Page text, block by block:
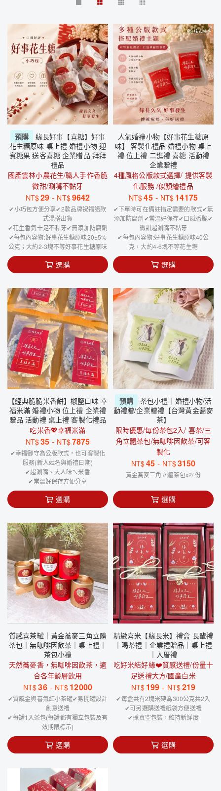
預購
緣長好事【喜糖】好事
花生糖原味 桌上禮 婚禮小物 迎
賓糖果 送客喜糖 企業贈品 拜拜
禮品
國產雲林小農花生/職人手作香脆
微甜/涮嘴不黏牙
NT$29 - NT$9642
✔小巧包方便分享✔2款品牌祝福語款
式混搭出貨
✔花生香氣十足不黏牙✔無添加防腐劑
✔每包內容物:好事花生糖原味20±5%
公克；大約2-3塊不等好事花生糖原味
選購
人氣婚禮小物【好事花生糖原
味】 客製化禮品 婚禮小物 桌上
禮 位上禮 二進禮 喜糖 活動禮
企業贈禮
4種風格公版款式選擇/ 提供客製
化服務 /似顏繪禮品
NT$45 - NT$ 14175
✔下單時可在備註指定需要的款式✔無
添加防腐劑✔常溫好保存✔口感香脆✔
微甜超涮嘴不黏牙
✔每包內容物:好事花生糖原味40公
克，大約4-6塊不等花生糖
選購
【經典脆脆米香餅】椒鹽口味 幸
福米滿 婚禮小物 位上禮 企業禮
贈品 活動禮 桌上禮 客製化禮品
吃米香💖幸福米滿
NT$35 - NT$7875
✔幸福御守為公版款式，也可客製化
服務(新人姓名與婚禮日期)
✔超涮嘴、大人味ㄟ米香
✔常溫好保存方便分享
選購
預購
茶包小禮｜婚禮小物/活
動禮贈/企業贈禮【台灣黃金蕎麥
茶】
限時優惠/每份茶包2入/ 喜茶/三
角立體茶包/無咖啡因飲茶/可客
製化
NT$45 - NT$3150
黃金蕎麥三角立體茶包x2/ 份
選購
質感喜茶罐｜黃金蕎麥三角立體
茶包｜無咖啡因飲茶｜桌上禮｜
茶包小禮
天然蕎麥香，無咖啡因飲茶，適
合各年齡層飲用
NT$36 - NT$ 12000
✔質感金與喜氣紅小茶罐✔易開罐設計
創意送禮
✔每罐1入茶包(每罐都有獨立包裝及有
效期限標示)
選購
精緻喜米【緣長米】禮盒 長輩禮
｜喝茶禮｜企業禮贈品｜桌上禮
｜入厝禮
吃好米結好緣❤️質感送禮/份量十
足送禮大方/國產白米
NT$ 199 - NT$219
✔每盒共有2塊米磚為300公克共2入
✔可另選購送禮紙袋方便送禮
✔採真空包裝，維持新鮮度
選購